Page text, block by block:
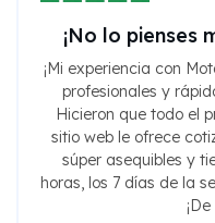
¡No lo pienses
¡Mi experiencia con
profesionales y
Hicieron que todo el
sitio web le ofrece
súper asequibles y
horas, los 7 días de la